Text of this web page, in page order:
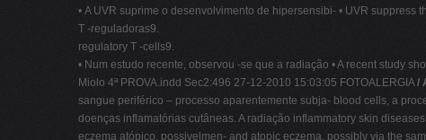
• A UVR suprime o desenvolvimento de hipersensibi- • UVR
T -reguladoras9.
regulatory T -cells9.
• Num estudo recente, observou -se que a radiação • A recent study
Miolo 4ª PROVA.indd Sec2:496 27-12-2010 15:03:05 FOTOALERGIA/
sangue periférico – processo aparentemente subja- blood cells, a
doenças inflamatórias cutâneas. A radiação inflammatory skin
eczema atópico, possivelmen- and atopic eczema, possibly via the